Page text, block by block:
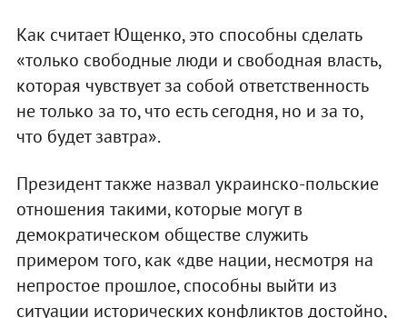
Как считает Ющенко, это способны сделать
«только свободные люди и свободная власть,
которая чувствует за собой ответственность
не только за то, что есть сегодня, но и за то,
что будет завтра».
Президент также назвал украинско-польские
отношения такими, которые могут в
демократическом обществе служить
примером того, как «две нации, несмотря на
непростое прошлое, способны выйти из
ситуации исторических конфликтов достойно,